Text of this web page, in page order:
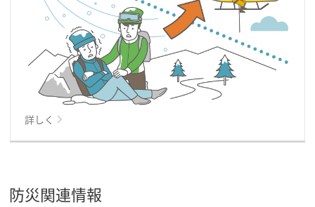
詳しく
防災関連情報